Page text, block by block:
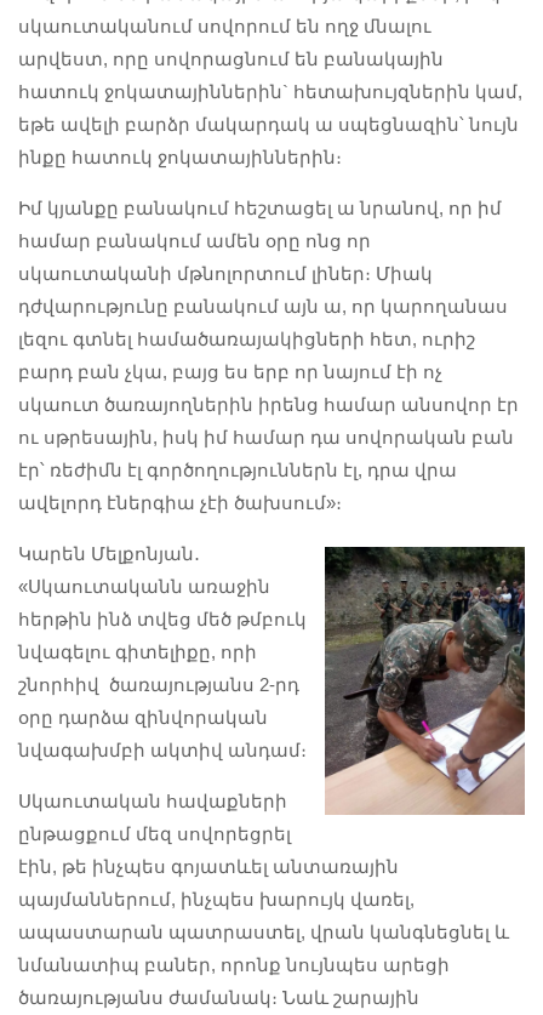
սկաուտականում սովորում են ողջ մնալու
արվեստ, որը սովորացնում են բանակային
հատուկ ջոկատայիններին` հետախույզներին կամ,
եթե ավելի բարձր մակարդակ ա սպեցնազին՝ նույն
ինքը հատուկ ջոկատայիններին։
Իմ կյանքը բանակում հեշտացել ա նրանով, որ իմ
համար բանակում ամեն օրը ոնց որ
սկաուտականի մթնոլորտում լիներ։ Միակ
դժվարությունը բանակում այն ա, որ կարողանաս
լեզու գտնել համածառայակիցների հետ, ուրիշ
բարդ բան չկա, բայց ես երբ որ նայում էի ոչ
սկաուտ ծառայողներին իրենց համար անսովոր էր
ու սթրեսային, իսկ իմ համար դա սովորական բան
էր՝ ռեժիմն էլ գործողություններն էլ, դրա վրա
ավելորդ էներգիա չէի ծախսում»։
Կարեն Մելքոնյան․
«Սկաուտականն առաջին
հերթին ինձ տվեց մեծ թմբուկ
նվագելու գիտելիքը, որի
շնորհիվ ծառայությանս 2-րդ
օրը դարձա զինվորական
նվագախմբի ակտիվ անդամ։
Սկաուտական հավաքների
ընթացքում մեզ սովորեցրել
էին, թե ինչպես գոյատևել անտառային
պայմաններում, ինչպես խարույկ վառել,
ապաստարան պատրաստել, վրան կանգնեցնել և
նմանատիպ բաներ, որոնք նույնպես արեցի
ծառայությանս ժամանակ։ Նաև շարային